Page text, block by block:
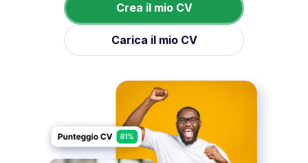
Crea il mio CV
Carica il mio CV